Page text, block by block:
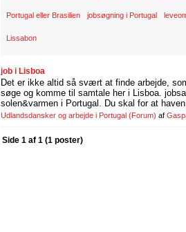
Portugal eller Brasilien jobsøgning i Portugal
Lissabon
job i Lisboa
Det er ikke altid så svært at finde arbejde,
søge og komme til samtale her i Lisboa.
solen&varmen i Portugal. Du skal for at
Udlandsdansker og arbejde i Portugal (Forum) af
Side 1 af 1 (1 poster)